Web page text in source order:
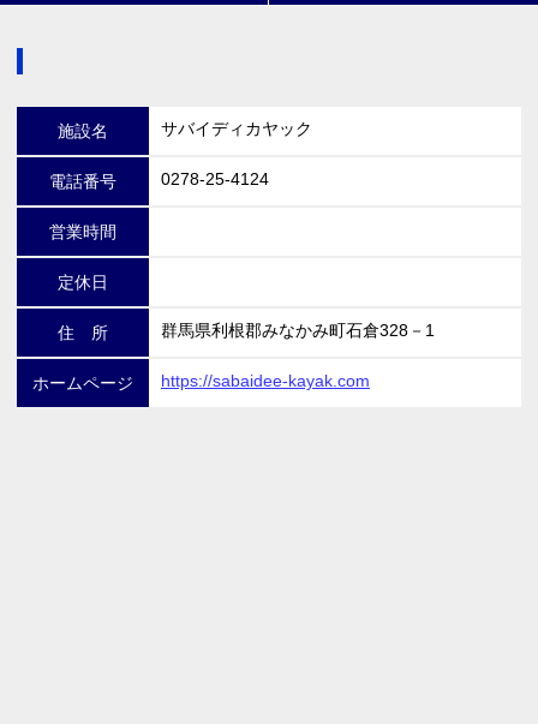
施設名 サバイディカヤック
電話番号 0278-25-4124
営業時間
定休日
住 所 群馬県利根郡みなかみ町石倉328－1
ホームページ https://sabaidee-kayak.com